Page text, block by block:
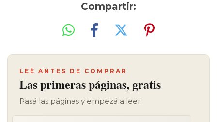
Compartir:
LEÉ ANTES DE COMPRAR
Las primeras páginas, gratis
Pasá las páginas y empezá a leer.